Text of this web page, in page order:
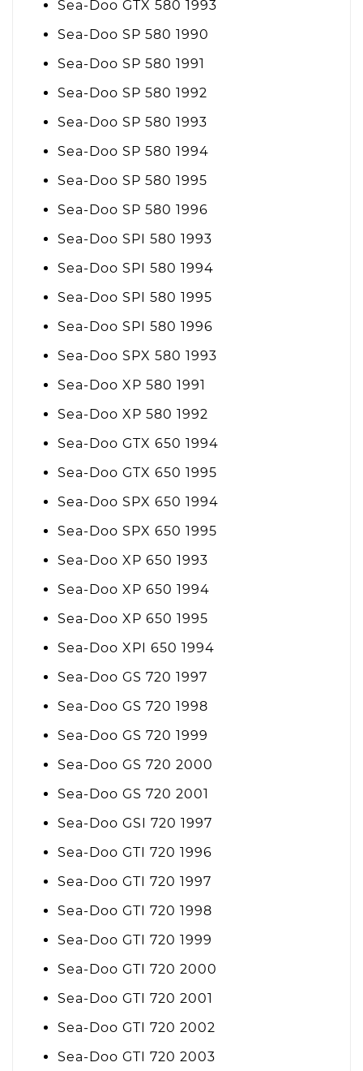
Sea-Doo GTX 580 1993
Sea-Doo SP 580 1990
Sea-Doo SP 580 1991
Sea-Doo SP 580 1992
Sea-Doo SP 580 1993
Sea-Doo SP 580 1994
Sea-Doo SP 580 1995
Sea-Doo SP 580 1996
Sea-Doo SPI 580 1993
Sea-Doo SPI 580 1994
Sea-Doo SPI 580 1995
Sea-Doo SPI 580 1996
Sea-Doo SPX 580 1993
Sea-Doo XP 580 1991
Sea-Doo XP 580 1992
Sea-Doo GTX 650 1994
Sea-Doo GTX 650 1995
Sea-Doo SPX 650 1994
Sea-Doo SPX 650 1995
Sea-Doo XP 650 1993
Sea-Doo XP 650 1994
Sea-Doo XP 650 1995
Sea-Doo XPI 650 1994
Sea-Doo GS 720 1997
Sea-Doo GS 720 1998
Sea-Doo GS 720 1999
Sea-Doo GS 720 2000
Sea-Doo GS 720 2001
Sea-Doo GSI 720 1997
Sea-Doo GTI 720 1996
Sea-Doo GTI 720 1997
Sea-Doo GTI 720 1998
Sea-Doo GTI 720 1999
Sea-Doo GTI 720 2000
Sea-Doo GTI 720 2001
Sea-Doo GTI 720 2002
Sea-Doo GTI 720 2003